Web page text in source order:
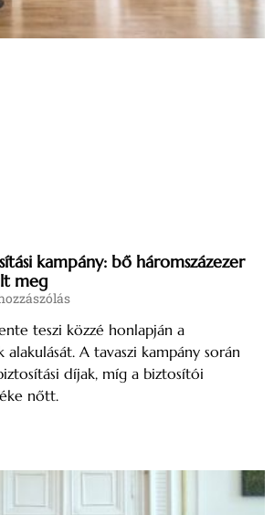
kampány: bő háromszázezer
meg
teszi közzé honlapján a
alakulását. A tavaszi kampány során
díjak, míg a biztosítói
nőtt.